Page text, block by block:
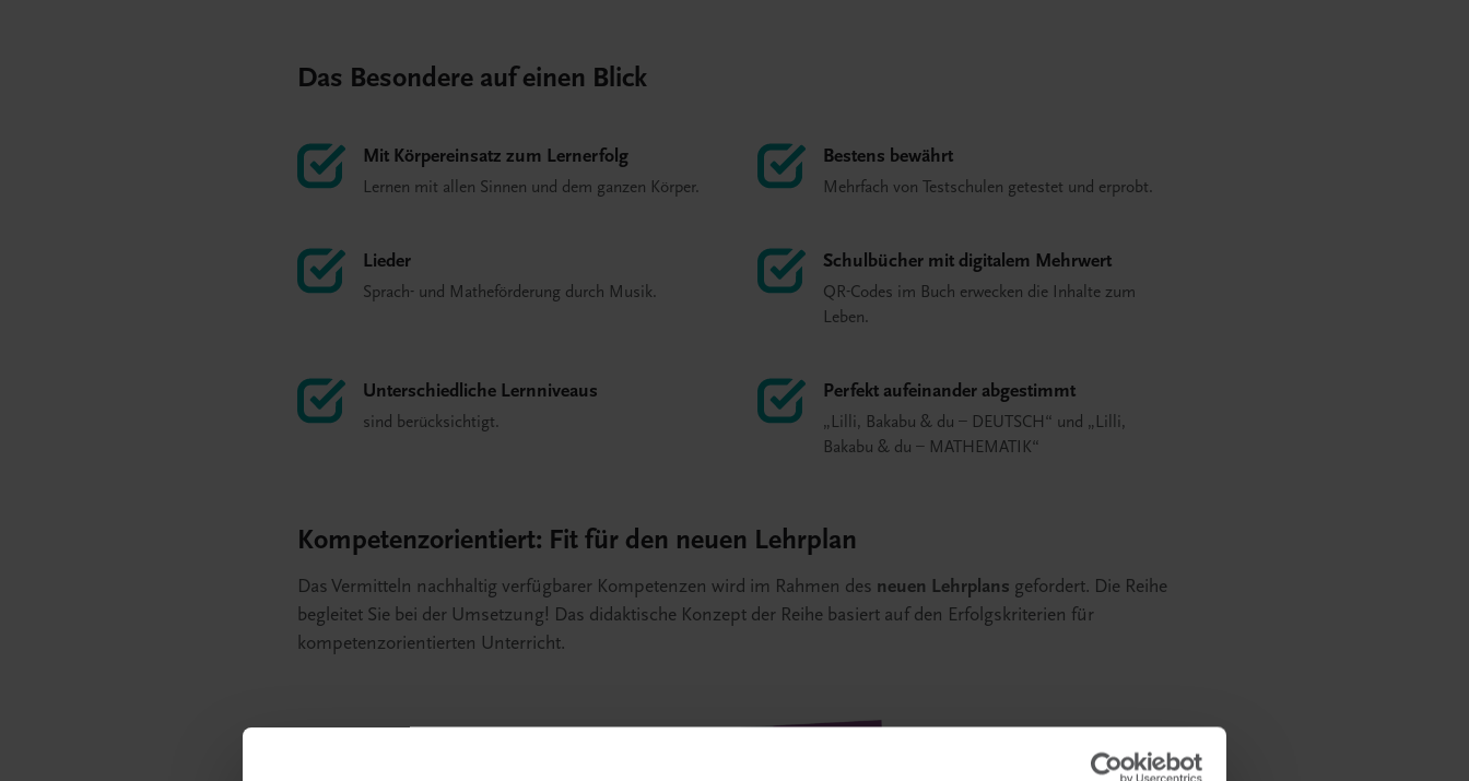
Das Besondere auf einen Blick
Mit Körpereinsatz zum Lernerfolg
Lernen mit allen Sinnen und dem ganzen Körper.
Bestens bewährt
Mehrfach von Testschulen getestet und erprobt.
Lieder
Sprach- und Matheförderung durch Musik.
Schulbücher mit digitalem Mehrwert
QR-Codes im Buch erwecken die Inhalte zum
Leben.
Unterschiedliche Lernniveaus
sind berücksichtigt.
Perfekt aufeinander abgestimmt
„Lilli, Bakabu & du – DEUTSCH“ und „Lilli,
Bakabu & du – MATHEMATIK“
Kompetenzorientiert: Fit für den neuen Lehrplan
Das Vermitteln nachhaltig verfügbarer Kompetenzen wird im Rahmen des neuen Lehrplans gefordert. Die Reihe
begleitet Sie bei der Umsetzung! Das didaktische Konzept der Reihe basiert auf den Erfolgskriterien für
kompetenzorientierten Unterricht.